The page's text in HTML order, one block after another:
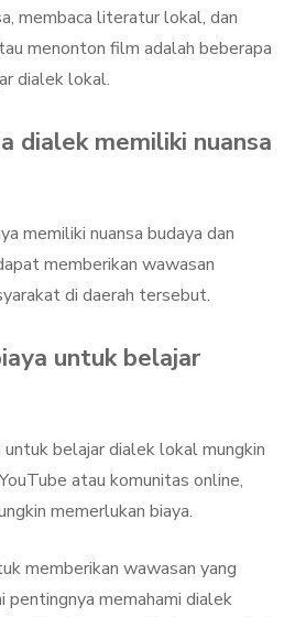
membaca literatur lokal, dan
menonton film adalah beberapa
dialek lokal.
dialek memiliki nuansa
memiliki nuansa budaya dan
memberikan wawasan
di daerah tersebut.
untuk belajar
belajar dialek lokal mungkin
atau komunitas online,
memerlukan biaya.
memberikan wawasan yang
pentingnya memahami dialek